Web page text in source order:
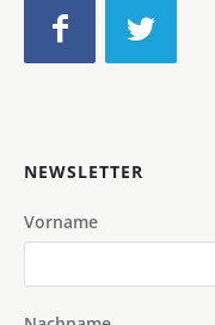
NEWSLETTER
Vorname